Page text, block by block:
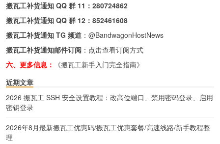
搬瓦工补货通知 QQ 群 11： 280724862
搬瓦工补货通知 QQ 群 12： 852461608
搬瓦工补货通知 TG 频道 ： @BandwagonHostNews
搬瓦工补货通知邮件订阅 ： 点击查看订阅方式
六、更多信息：
《搬瓦工新手入门完全指南》
近期文章
2026 搬瓦工 SSH 安全设置教程：改高位端口、禁用密码登录、启用
密钥登录
2026年8月最新搬瓦工优惠码/搬瓦工优惠套餐/高速线路/新手教程整
理